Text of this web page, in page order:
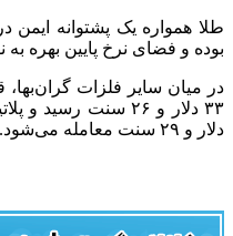
طلا همواره یک پشتوانه
بوده و فضای نرخ پایین بهره
دلار و ۲۹ سنت معامله می‌شود.